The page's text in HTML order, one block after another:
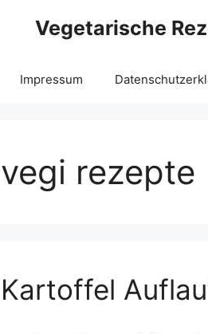
Vegetarische
Impressum
vegi rezepte
Kartoffel